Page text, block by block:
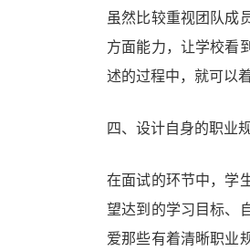
虽然比较重视团队成
方面能力，让学校看
述的过程中，就可以
四、设计自身的职业
在面试的环节中，学
望达到的学习目标、
爱那些有着清晰职业